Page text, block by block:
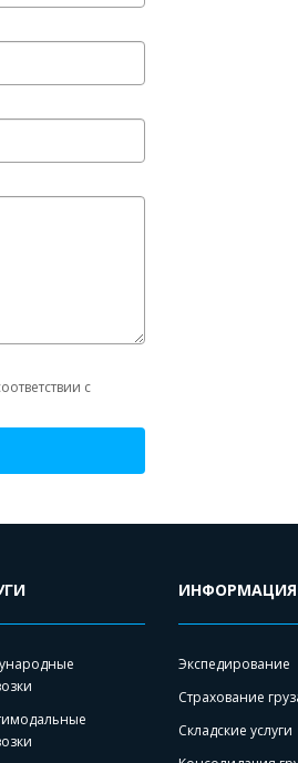
с
ИНФОРМАЦИЯ
Экспедирование
Страхование
Складские услуги